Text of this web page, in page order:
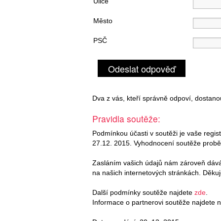
Město
PSČ
Odeslat odpověď
Dva z vás, kteří správně odpoví,
Pravidla soutěže:
Podmínkou účasti v soutěži je vaše
27.12. 2015. Vyhodnocení soutěže
Zasláním vašich údajů nám zároveň
na našich internetových stránkách.
Další podmínky soutěže najdete zde
Informace o partnerovi soutěže najdete